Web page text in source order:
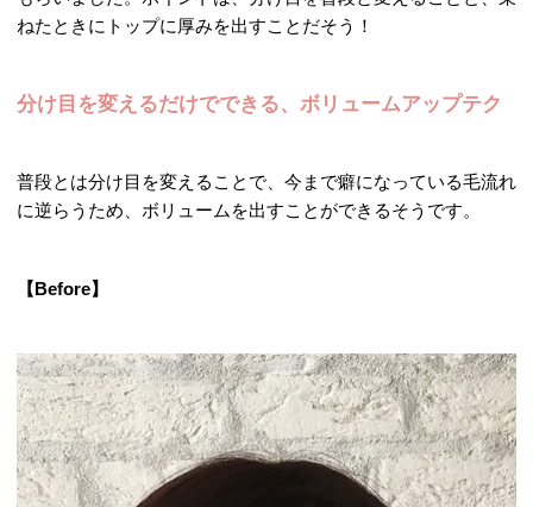
ねたときにトップに厚みを出すことだそう！
分け目を変えるだけでできる、ボリュームアップテク
普段とは分け目を変えることで、今まで癖になっている毛流れ
に逆らうため、ボリュームを出すことができるそうです。
【Before】